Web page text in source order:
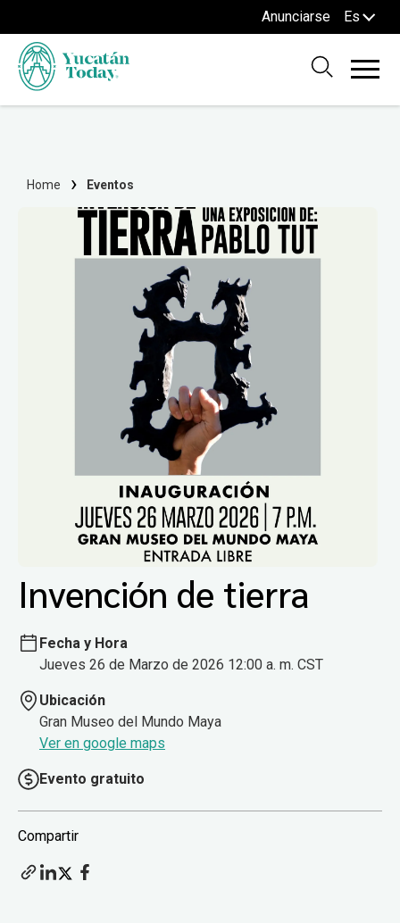
Anunciarse Es
Home Eventos
Invención de tierra
Fecha y Hora
Jueves 26 de Marzo de 2026 12:00 a. m. CST
Ubicación
Gran Museo del Mundo Maya
Ver en google maps
Evento gratuito
Compartir